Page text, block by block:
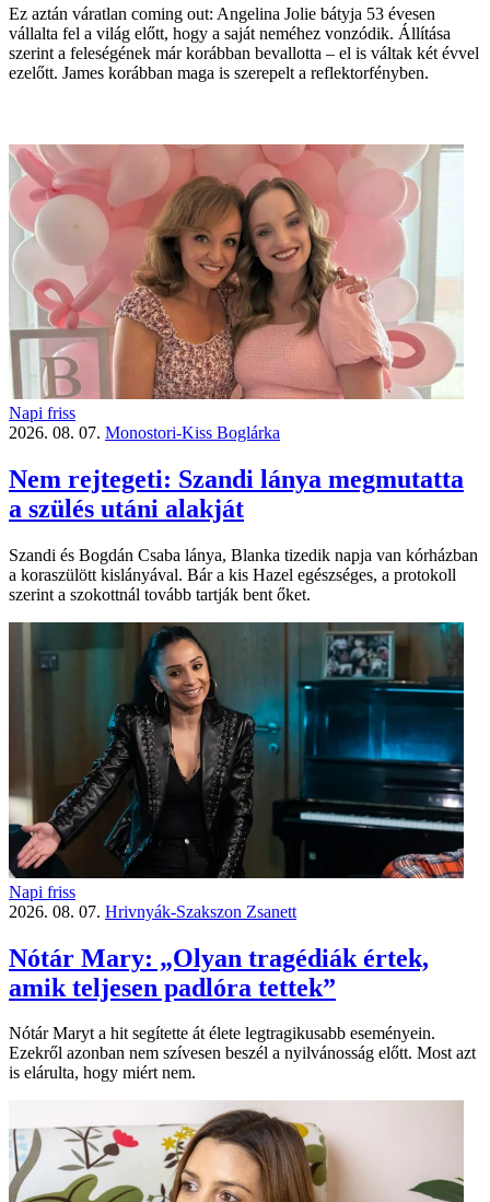
Ez aztán váratlan coming out: Angelina Jolie bátyja 53 évesen
vállalta fel a világ előtt, hogy a saját neméhez vonzódik. Állítása
szerint a feleségének már korábban bevallotta – el is váltak két évvel
ezelőtt. James korábban maga is szerepelt a reflektorfényben.
Napi friss
2026. 08. 07. Monostori-Kiss Boglárka
Nem rejtegeti: Szandi lánya megmutatta
a szülés utáni alakját
Szandi és Bogdán Csaba lánya, Blanka tizedik napja van kórházban
a koraszülött kislányával. Bár a kis Hazel egészséges, a protokoll
szerint a szokottnál tovább tartják bent őket.
Napi friss
2026. 08. 07. Hrivnyák-Szakszon Zsanett
Nótár Mary: „Olyan tragédiák értek,
amik teljesen padlóra tettek”
Nótár Maryt a hit segítette át élete legtragikusabb eseményein.
Ezekről azonban nem szívesen beszél a nyilvánosság előtt. Most azt
is elárulta, hogy miért nem.